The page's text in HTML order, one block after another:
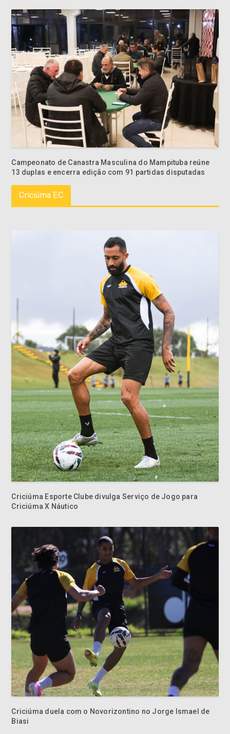
Campeonato de Canastra Masculina do Mampituba reúne
13 duplas e encerra edição com 91 partidas disputadas
Criciúma EC
Criciúma Esporte Clube divulga Serviço de Jogo para
Criciúma X Náutico
Criciúma duela com o Novorizontino no Jorge Ismael de
Biasi